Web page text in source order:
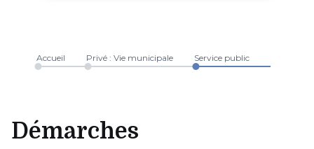
Accueil Privé : Vie municipale Service public
Démarches